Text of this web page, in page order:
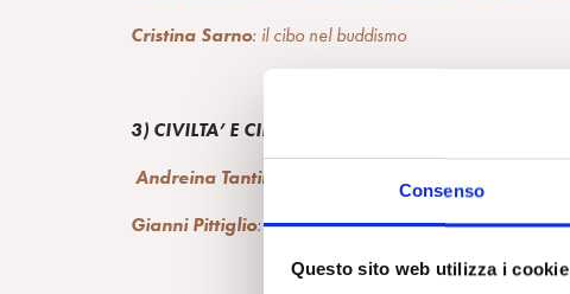
Consenso
Questo sito web utilizza i cookie
Cristina Sarno: il cibo nel buddismo
3) CIVILTA’ E CIBO
Andreina Tantini
Gianni Pittiglio: arte a tavola: medioevo e rinascimento